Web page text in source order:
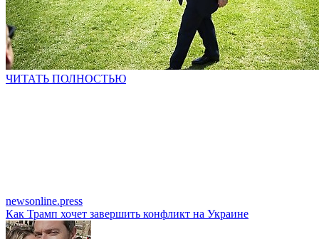
ЧИТАТЬ ПОЛНОСТЬЮ
newsonline.press
Как Трамп хочет завершить конфликт на Украине